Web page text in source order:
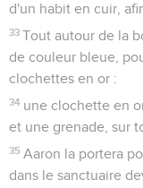
d'un habit en cuir,
33 Tout autour de la
de couleur bleue,
clochettes en or :
34 une clochette en
et une grenade, sur
35 Aaron la portera
dans le sanctuaire